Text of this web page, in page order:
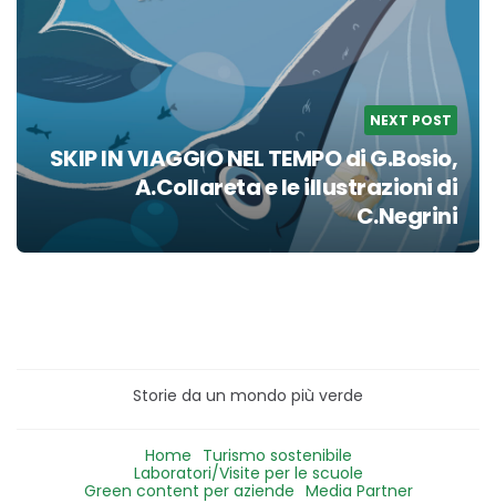
NEXT POST
SKIP IN VIAGGIO NEL TEMPO di G.Bosio,
A.Collareta e le illustrazioni di
C.Negrini
Storie da un mondo più verde
Home Turismo sostenibile
Laboratori/Visite per le scuole
Green content per aziende Media Partner